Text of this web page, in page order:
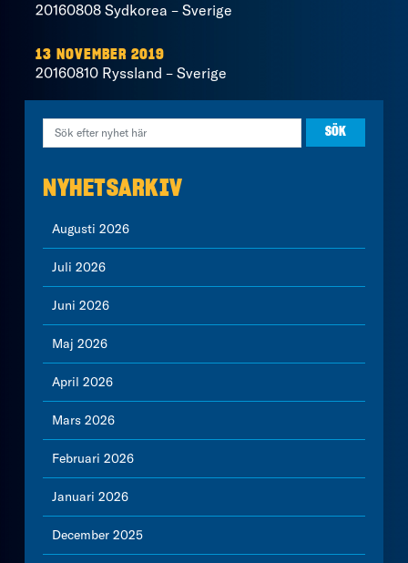
20160808 Sydkorea – Sverige
13 NOVEMBER 2019
20160810 Ryssland – Sverige
NYHETSARKIV
Augusti 2026
Juli 2026
Juni 2026
Maj 2026
April 2026
Mars 2026
Februari 2026
Januari 2026
December 2025